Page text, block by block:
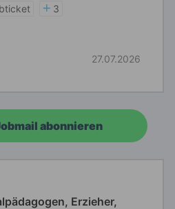
3
27.07.2026
abonnieren
Erzieher,